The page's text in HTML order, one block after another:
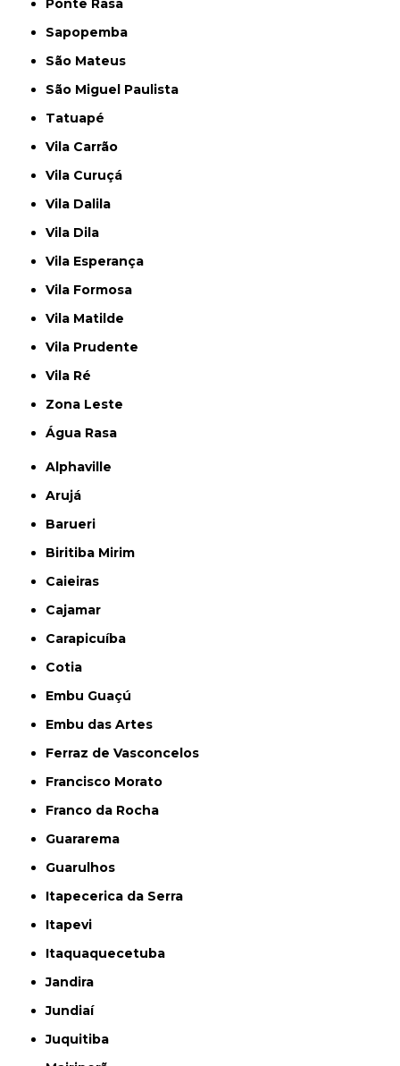
Ponte Rasa
Sapopemba
São Mateus
São Miguel Paulista
Tatuapé
Vila Carrão
Vila Curuçá
Vila Dalila
Vila Dila
Vila Esperança
Vila Formosa
Vila Matilde
Vila Prudente
Vila Ré
Zona Leste
Água Rasa
Alphaville
Arujá
Barueri
Biritiba Mirim
Caieiras
Cajamar
Carapicuíba
Cotia
Embu Guaçú
Embu das Artes
Ferraz de Vasconcelos
Francisco Morato
Franco da Rocha
Guararema
Guarulhos
Itapecerica da Serra
Itapevi
Itaquaquecetuba
Jandira
Jundiaí
Juquitiba